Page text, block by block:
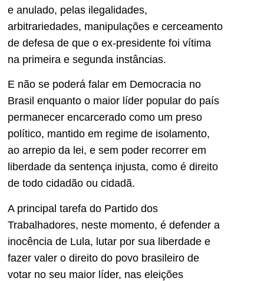
e anulado, pelas ilegalidades,
arbitrariedades, manipulações e cerceamento
de defesa de que o ex-presidente foi vítima
na primeira e segunda instâncias.
E não se poderá falar em Democracia no
Brasil enquanto o maior líder popular do país
permanecer encarcerado como um preso
político, mantido em regime de isolamento,
ao arrepio da lei, e sem poder recorrer em
liberdade da sentença injusta, como é direito
de todo cidadão ou cidadã.
A principal tarefa do Partido dos
Trabalhadores, neste momento, é defender a
inocência de Lula, lutar por sua liberdade e
fazer valer o direito do povo brasileiro de
votar no seu maior líder, nas eleições